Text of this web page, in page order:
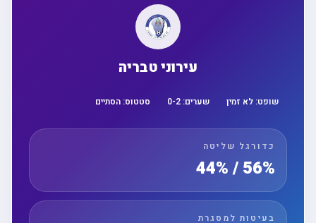
עירוני טבריה
שופט:לא זמין שערים: 0 -2 סטטוס:הסתיים
כדורגל שליטה
56% / 44%
בעיטות למסגרת